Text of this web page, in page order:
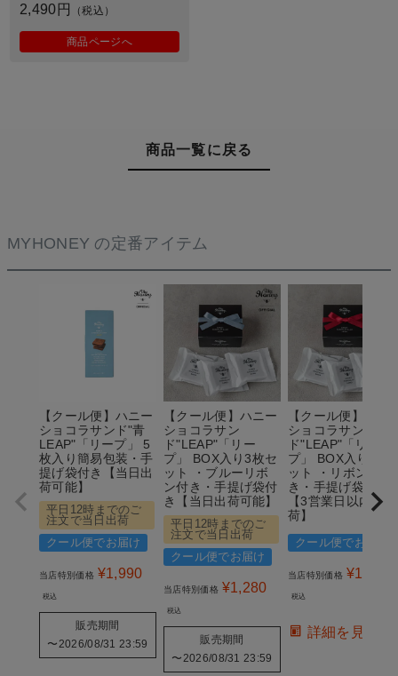
2,490円 （税込）
商品ページへ
商品一覧に戻る
MYHONEY の定番アイテム
【クール便】ハニー
ショコラサンド"青
LEAP"「リープ」 5
枚入り簡易包装・手
提げ袋付き【当日出
荷可能】
平日12時までのご
注文で当日出荷
クール便でお届け
当店特別価格 ¥1,990
税込
販売期間
〜2026/08/31 23:59
【クール便】ハニー
ショコラサン
ド"LEAP"「リー
プ」 BOX入り3枚セ
ット ・ブルーリボ
ン付き・手提げ袋付
き【当日出荷可能】
平日12時までのご
注文で当日出荷
クール便でお届け
当店特別価格 ¥1,280
税込
販売期間
〜2026/08/31 23:59
【クール便】ハニ
ショコラサン
ド"LEAP"「リー
プ」 BOX入り3枚
ット ・リボン付
き・手提げ袋付き
【3営業日以内の出
荷】
クール便でお届け
当店特別価格 ¥1,280
税込
詳細を見る